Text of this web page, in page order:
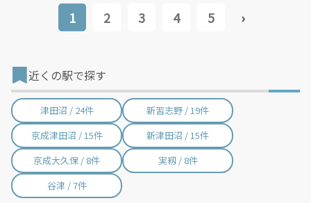
なものはたったの6つだけです。 1. スマートフォン 2. 運転免許証
3. 黒ナンバー 4. 最新の車検証 5. 銀行口座 6. 就労資格確認書類
（外国籍の方） ご応募いただいた後、登録手続きをご案内しま
了すると、オファー（委託する配達業務）をアプリで確認するこ
とができます。 あとは、3つのステップで稼働するだけです。 1.
オファーを受諾する 2. デリバリーステーションで荷物をピックア
ップし、配達先に届ける 3. 報酬を週払いで受け取る 「時間に縛
られたくないけれど、安定した収入がほしい...] 「スキマ時間はあ
るけれど、その時間に稼げる方法がない...」 「新しい業務にチャ
レンジしたいけれど、人間関係などが心配...」 そんなお悩み、
Amazon Flexで解決しませんか？ 少しでもご興味がある方は、お
気軽にご登録ください！ この募集はAmazonでの雇用ではなく、
個人事業主の方への業務委託です。稼働時に発生する費用（車両
の調達費用、ガソリン代、高速料金、駐車料金その他の業務に要
1 2 3 4 5 ›
近くの駅で探す
津田沼 / 24件
新習志野 / 19件
京成津田沼 / 15件
新津田沼 / 15件
京成大久保 / 8件
実籾 / 8件
谷津 / 7件